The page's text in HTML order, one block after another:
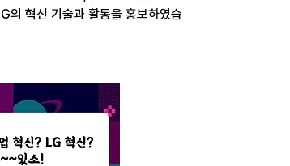
의 혁신 기술과 활동을 홍보하였습